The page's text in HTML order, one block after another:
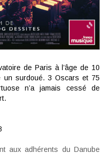
de Paris à l’âge de 10
un surdoué. 3 Oscars et 75
n’a jamais cessé de
aux adhérents du Danube